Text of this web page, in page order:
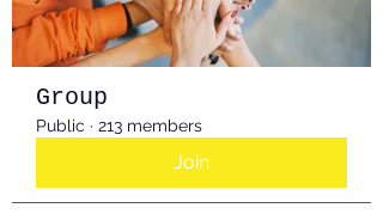
Group
Public · 213 members
Join